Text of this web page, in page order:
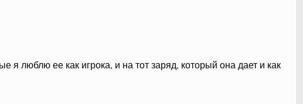
люблю ее как игрока, и на тот заряд, который она дает и как